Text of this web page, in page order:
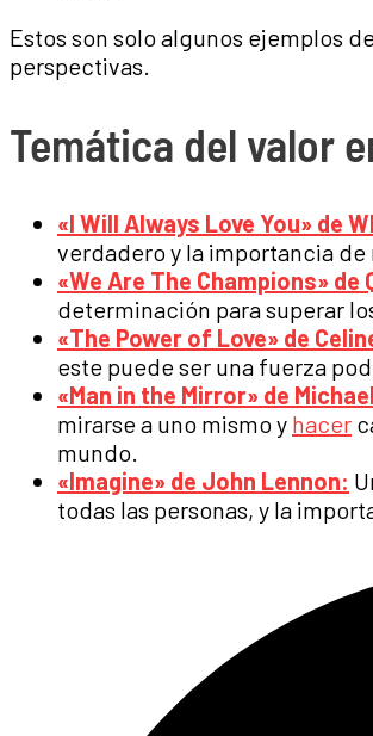
Estos son solo algunos ejemplos
perspectivas.
Temática del valor
«I Will Always Love You» de
verdadero y la importancia
«We Are The Champions» de
determinación para superar
«The Power of Love» de
este puede ser una fuerza
«Man in the Mirror» de
mirarse a uno mismo y hacer
mundo.
«Imagine» de John Lennon:
todas las personas, y la